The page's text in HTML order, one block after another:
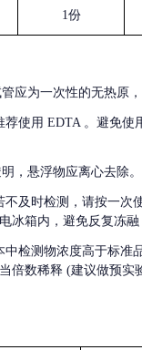
1份
应为一次性的无热原，
荐使用 EDTA 。避免使
，悬浮物应离心去除。
不及时检测，请按一次
冰箱内，避免反复冻融
中检测物浓度高于标准
倍数稀释 (建议做预实